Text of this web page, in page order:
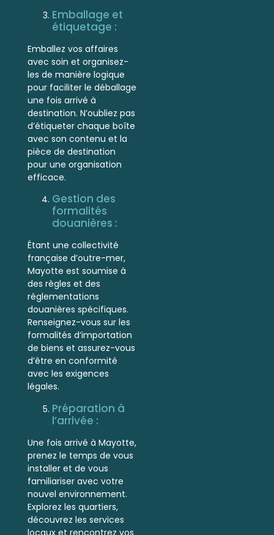
Emballage et
étiquetage :
Emballez vos affaires
avec soin et organisez-
les de manière logique
pour faciliter le déballage
une fois arrivé à
destination. N’oubliez pas
d’étiqueter chaque boîte
avec son contenu et la
pièce de destination
pour une organisation
efficace.
Gestion des
formalités
douanières :
Étant une collectivité
française d’outre-mer,
Mayotte est soumise à
des règles et des
réglementations
douanières spécifiques.
Renseignez-vous sur les
formalités d’importation
de biens et assurez-vous
d’être en conformité
avec les exigences
légales.
Préparation à
l’arrivée :
Une fois arrivé à Mayotte,
prenez le temps de vous
installer et de vous
familiariser avec votre
nouvel environnement.
Explorez les quartiers,
découvrez les services
locaux et rencontrez vos